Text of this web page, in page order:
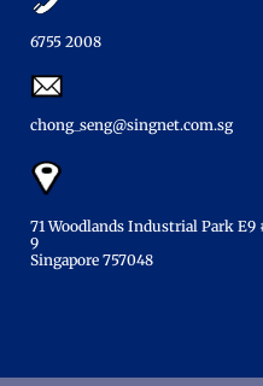
6755 2008​
chong_seng@singnet.com.sg​
71 Woodlands Industrial Park E9
9
Singapore 757048​